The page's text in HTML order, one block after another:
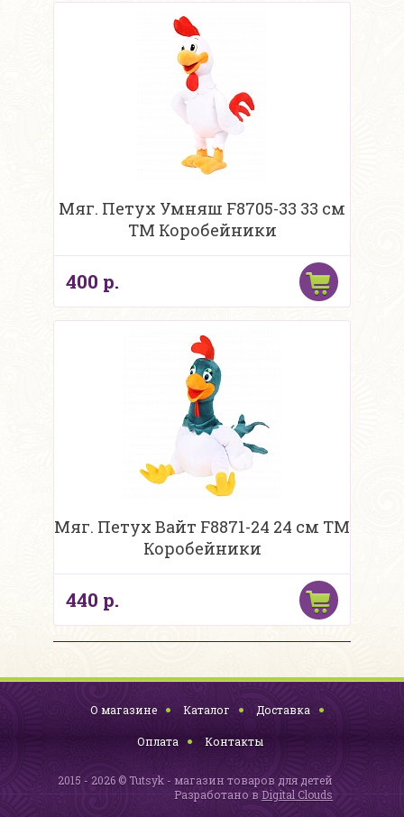
Мяг. Петух Умняш F8705-33 33 см
ТМ Коробейники
400 р.
Мяг. Петух Вайт F8871-24 24 см ТМ
Коробейники
440 р.
О магазине Каталог Доставка
Оплата Контакты
2015 - 2026 © Tutsyk - магазин товаров для детей
Разработано в Digital Clouds